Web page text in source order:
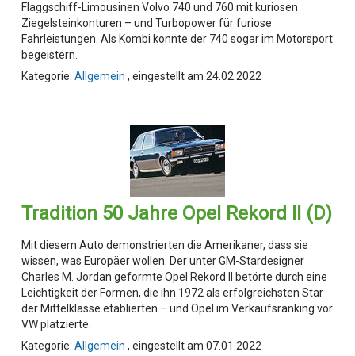
Flaggschiff-Limousinen Volvo 740 und 760 mit kuriosen
Ziegelsteinkonturen – und Turbopower für furiose
Fahrleistungen. Als Kombi konnte der 740 sogar im Motorsport
begeistern.
Kategorie: Allgemein , eingestellt am 24.02.2022
Tradition 50 Jahre Opel Rekord II (D)
Mit diesem Auto demonstrierten die Amerikaner, dass sie
wissen, was Europäer wollen. Der unter GM-Stardesigner
Charles M. Jordan geformte Opel Rekord II betörte durch eine
Leichtigkeit der Formen, die ihn 1972 als erfolgreichsten Star
der Mittelklasse etablierten – und Opel im Verkaufsranking vor
VW platzierte.
Kategorie: Allgemein , eingestellt am 07.01.2022